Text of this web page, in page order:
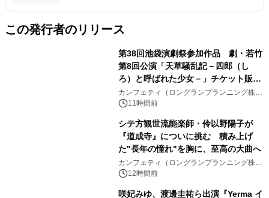
この発行者のリリース
第38回池袋演劇祭参加作品 劇・若竹
第8回公演「天草騒乱記－四郎（し
ろ）と呼ばれた少女－」チケット販売
開始
カンフェティ（ロングランプランニング株式
会社）
11時間前
シテ方観世流能楽師・伶以野陽子が
『道成寺』についに挑む 積み上げ
た"長年の憧れ"を胸に、至高の大曲へ
カンフェティ（ロングランプランニング株式
会社）
12時間前
咲妃みゆ、渡邊圭祐ら出演『Yerma イ